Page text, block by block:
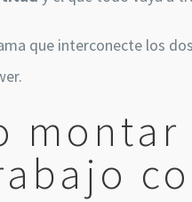
que interconecte los